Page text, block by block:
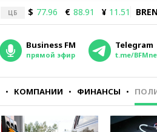
ЦБ $ 77.96 € 88.91 ¥ 11.51
Business FM
прямой эфир
Telegram
t.me/
КОМПАНИИ ФИНАНСЫ